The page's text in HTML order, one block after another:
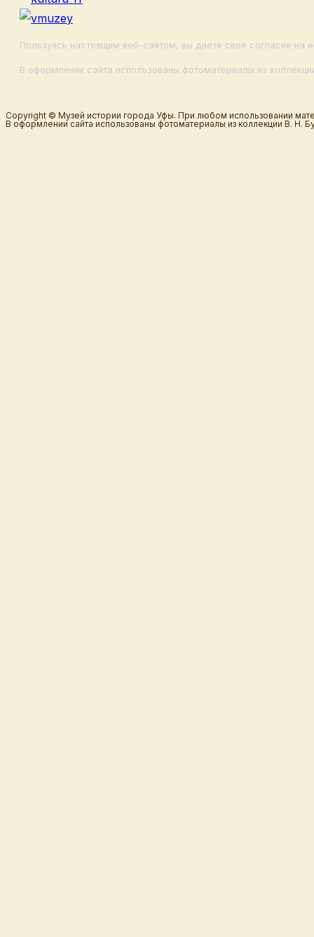
Пользуясь настоящим веб-сайтом, вы даете свое согласие на
В оформлении сайта использованы фотоматериалы из
Copyright © Музей истории города Уфы. При любом использовании
В оформлении сайта использованы фотоматериалы из коллекции В. Н.